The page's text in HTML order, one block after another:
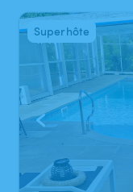
1/11
Superhôte